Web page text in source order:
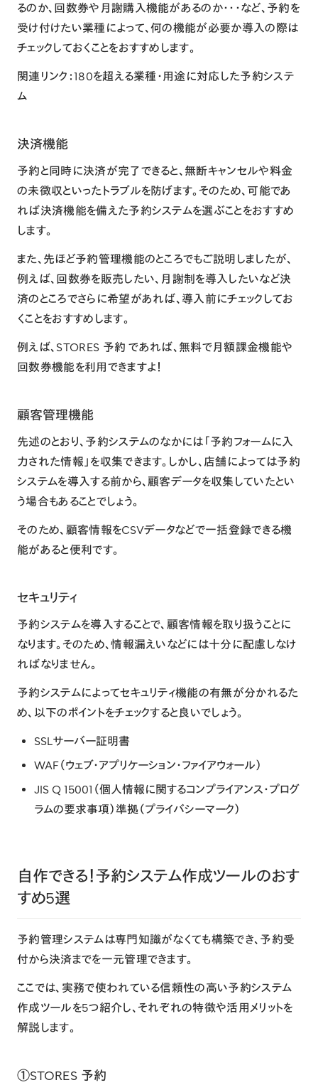
るのか、回数券や月謝購入機能があるのか・・・など、予約を
受け付けたい業種によって、何の機能が必要か導入の際は
チェックしておくことをおすすめします。
関連リンク：180を超える業種・用途に対応した予約システ
ム
決済機能
予約と同時に決済が完了できると、無断キャンセルや料金
の未徴収といったトラブルを防げます。そのため、可能であ
れば決済機能を備えた予約システムを選ぶことをおすすめ
します。
また、先ほど予約管理機能のところでもご説明しましたが、
例えば、回数券を販売したい、月謝制を導入したいなど決
済のところでさらに希望があれば、導入前にチェックしてお
くことをおすすめします。
例えば、 STORES 予約 であれば、無料で月額課金機能や
回数券機能を利用できますよ！
顧客管理機能
先述のとおり、予約システムのなかには「予約フォームに入
力された情報」を収集できます。しかし、店舗によっては予約
システムを導入する前から、顧客データを収集していたとい
う場合もあることでしょう。
そのため、顧客情報をCSVデータなどで一括登録できる機
能があると便利です。
セキュリティ
予約システムを導入することで、顧客情報を取り扱うことに
なります。そのため、情報漏えいなどには十分に配慮しなけ
ればなりません。
予約システムによってセキュリティ機能の有無が分かれるた
め、以下のポイントをチェックすると良いでしょう。
SSLサーバー証明書
WAF（ウェブ・アプリケーション・ファイアウォール）
JIS Q 15001 （個人情報に関するコンプライアンス・プログ
ラムの要求事項）準拠（プライバシーマーク）
自作できる！予約システム作成ツールのおす
すめ5選
予約管理システムは専門知識がなくても構築でき、予約受
付から決済までを一元管理できます。
ここでは、実務で使われている信頼性の高い予約システム
作成ツールを5つ紹介し、それぞれの特徴や活用メリットを
解説します。
①STORES 予約